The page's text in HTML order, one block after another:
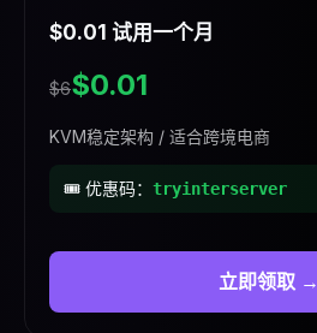
$0.01 试用一个月
$6$0.01
KVM稳定架构 / 适合跨境电商
🎟️ 优惠码： tryinterserver
立即领取 →